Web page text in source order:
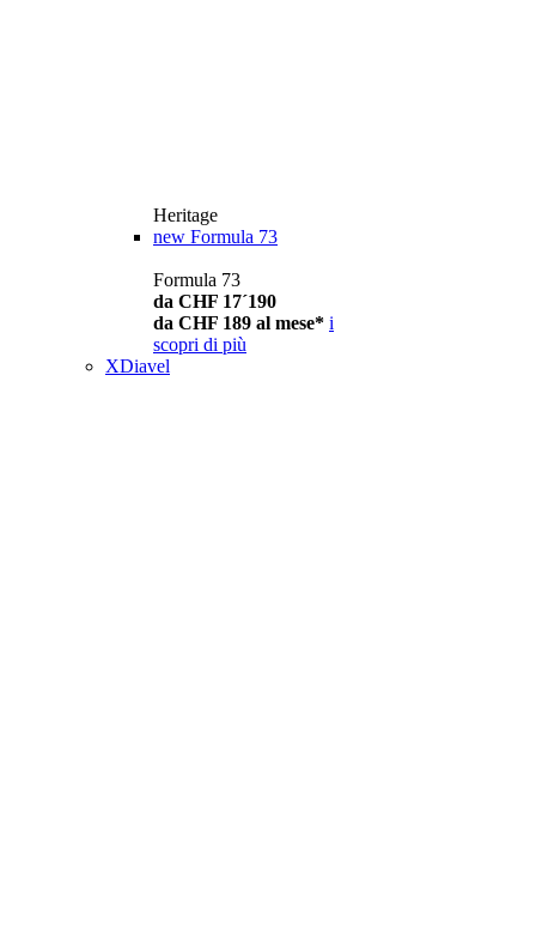
Heritage
new Formula 73
Formula 73
da CHF 17´190
da CHF 189 al mese* i
scopri di più
XDiavel